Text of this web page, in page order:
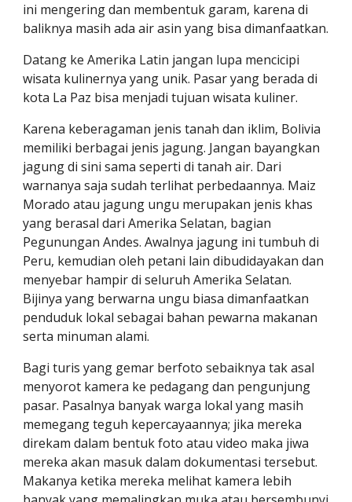
ini mengering dan membentuk garam, karena di
baliknya masih ada air asin yang bisa dimanfaatkan.
Datang ke Amerika Latin jangan lupa mencicipi
wisata kulinernya yang unik. Pasar yang berada di
kota La Paz bisa menjadi tujuan wisata kuliner.
Karena keberagaman jenis tanah dan iklim, Bolivia
memiliki berbagai jenis jagung. Jangan bayangkan
jagung di sini sama seperti di tanah air. Dari
warnanya saja sudah terlihat perbedaannya. Maiz
Morado atau jagung ungu merupakan jenis khas
yang berasal dari Amerika Selatan, bagian
Pegunungan Andes. Awalnya jagung ini tumbuh di
Peru, kemudian oleh petani lain dibudidayakan dan
menyebar hampir di seluruh Amerika Selatan.
Bijinya yang berwarna ungu biasa dimanfaatkan
penduduk lokal sebagai bahan pewarna makanan
serta minuman alami.
Bagi turis yang gemar berfoto sebaiknya tak asal
menyorot kamera ke pedagang dan pengunjung
pasar. Pasalnya banyak warga lokal yang masih
memegang teguh kepercayaannya; jika mereka
direkam dalam bentuk foto atau video maka jiwa
mereka akan masuk dalam dokumentasi tersebut.
Makanya ketika mereka melihat kamera lebih